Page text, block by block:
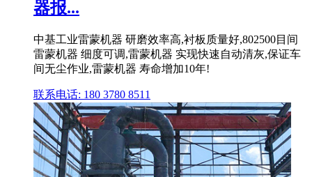
器报...
中基工业雷蒙机器 研磨效率高,衬板质量好,802500目间
雷蒙机器 细度可调,雷蒙机器 实现快速自动清灰,保证车
间无尘作业,雷蒙机器 寿命增加10年!
联系电话: 180 3780 8511